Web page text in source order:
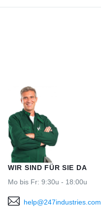
WIR SIND FÜR SIE DA
Mo bis Fr: 9:30u - 18:00u
help@247industries.com